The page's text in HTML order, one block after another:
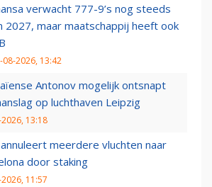
verwacht 777-9’s nog steeds
2027, maar maatschappij heeft ook
08-2026, 13:42
Antonov mogelijk ontsnapt
op luchthaven Leipzig
13:18
meerdere vluchten naar
door staking
11:57